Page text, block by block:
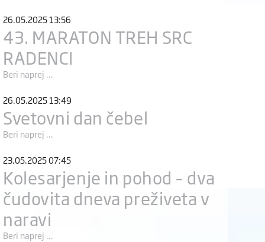
26.05.2025 13:56
43. MARATON TREH SRC
RADENCI
Beri naprej ...
26.05.2025 13:49
Svetovni dan čebel
Beri naprej ...
23.05.2025 07:45
Kolesarjenje in pohod – dva
čudovita dneva preživeta v
naravi
Beri naprej ...